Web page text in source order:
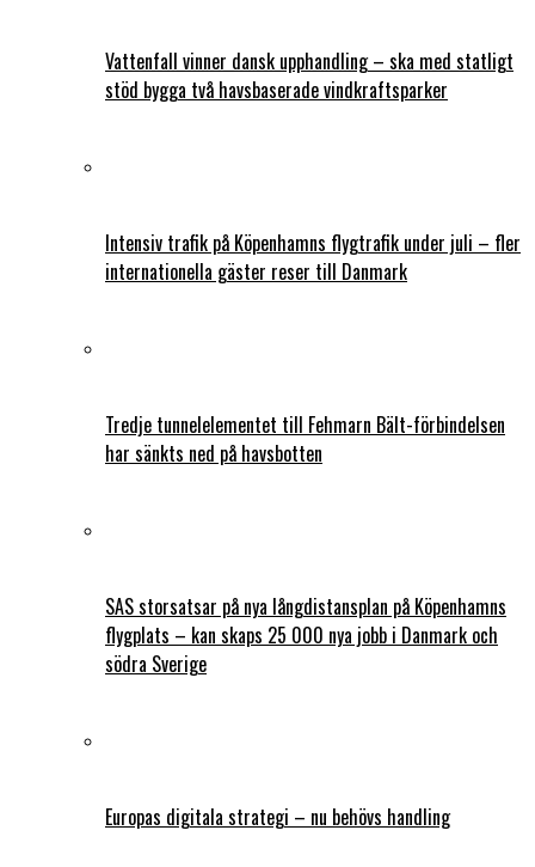
Vattenfall vinner dansk upphandling – ska med statligt
stöd bygga två havsbaserade vindkraftsparker
Intensiv trafik på Köpenhamns flygtrafik under juli – fler
internationella gäster reser till Danmark
Tredje tunnelelementet till Fehmarn Bält-förbindelsen
har sänkts ned på havsbotten
SAS storsatsar på nya långdistansplan på Köpenhamns
flygplats – kan skaps 25 000 nya jobb i Danmark och
södra Sverige
Europas digitala strategi – nu behövs handling